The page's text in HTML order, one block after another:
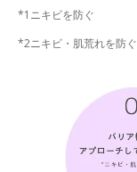
*1ニキビを防ぐ
*2ニキビ・肌荒れを防ぐ